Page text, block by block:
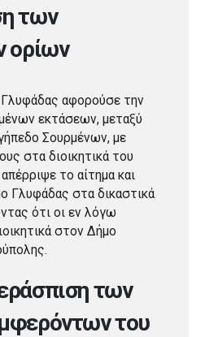
των
ορίων
αφορούσε την
εκτάσεων, μεταξύ
Σουρμένων, με
στα διοικητικά του
το αίτημα και
Γλυφάδας στα δικαστικά
ότι οι εν λόγω
στον Δήμο
των
του